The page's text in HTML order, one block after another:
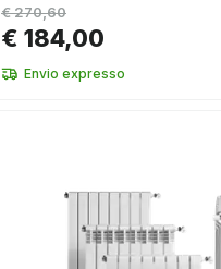
€ 184,00
€ 270,60
Envio expresso